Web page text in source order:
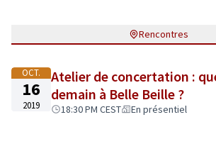
Rencontres
OCT.
16
2019
Atelier de concertation :
demain à Belle Beille ?
18:30 PM CEST En présentiel